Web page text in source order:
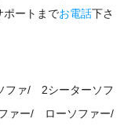
ポートまでお電話下さ
ファ/
2シーターソフ
ァー/
ローソファー/